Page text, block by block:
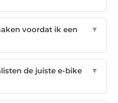
voordat ik een
▼
de juiste e-bike
▼